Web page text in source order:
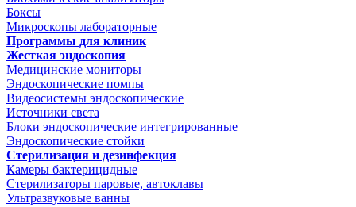
Боксы
Микроскопы лабораторные
Программы для клиник
Жесткая эндоскопия
Медицинские мониторы
Эндоскопические помпы
Видеосистемы эндоскопические
Источники света
Блоки эндоскопические интегрированные
Эндоскопические стойки
Стерилизация и дезинфекция
Камеры бактерицидные
Стерилизаторы паровые, автоклавы
Ультразвуковые ванны